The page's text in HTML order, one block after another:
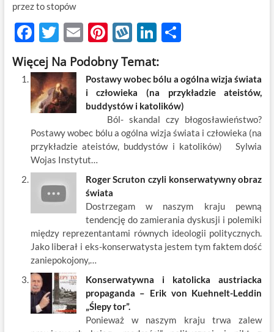
przez to stopów
F
ac
e
b
o
o
k
T
w
itt
er
E
m
ail
Pi
nt
er
es
t
W
k
o
p
Li
k
e
dI
n
S
ar
e
Więcej Na Podobny Temat:
Postawy wobec bólu a ogólna wizja świata
i człowieka (na przykładzie ateistów,
buddystów i katolików)
Ból- skandal czy błogosławieństwo?
Postawy wobec bólu a ogólna wizja świata i człowieka (na
przykładzie ateistów, buddystów i katolików) Sylwia
Wojas Instytut…
Roger Scruton czyli konserwatywny obraz
świata
Dostrzegam w naszym kraju pewną
tendencję do zamierania dyskusji i polemiki
między reprezentantami równych ideologii politycznych.
Jako liberał i eks-konserwatysta jestem tym faktem dość
zaniepokojony,…
Konserwatywna i katolicka austriacka
propaganda – Erik von Kuehnelt-Leddin
„Ślepy tor”.
Ponieważ w naszym kraju trwa zalew